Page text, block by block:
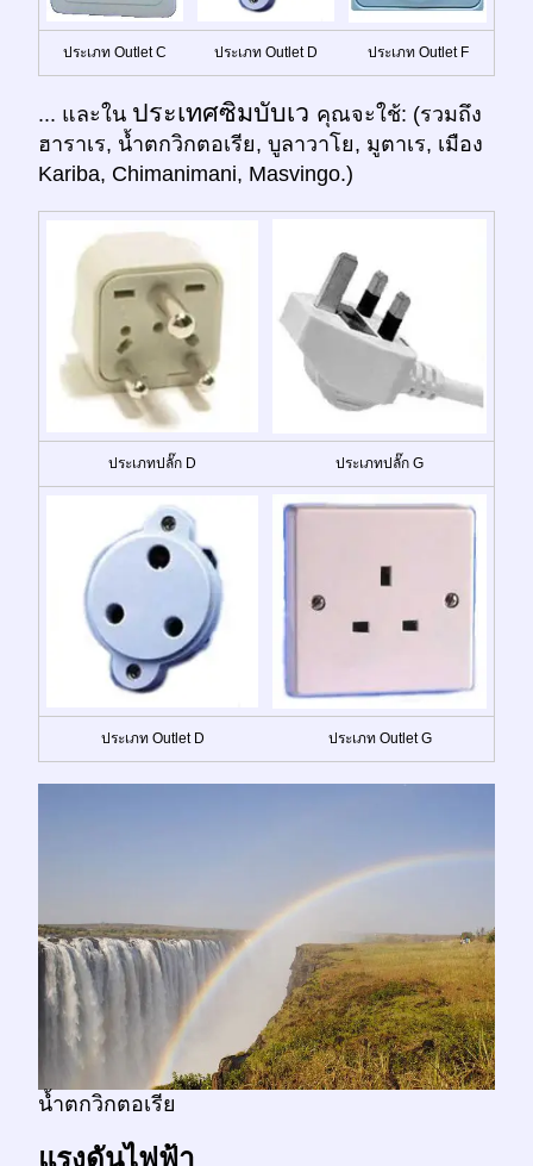
ประเภท Outlet C ประเภท Outlet D ประเภท Outlet F
... และใน ประเทศซิมบับเว คุณจะใช้: (รวมถึง
ฮาราเร, น้ำตกวิกตอเรีย, บูลาวาโย, มูตาเร, เมือง
Kariba, Chimanimani, Masvingo.)
ประเภทปลั๊ก D ประเภทปลั๊ก G
ประเภท Outlet D ประเภท Outlet G
น้ำตกวิกตอเรีย
แรงดันไฟฟ้า